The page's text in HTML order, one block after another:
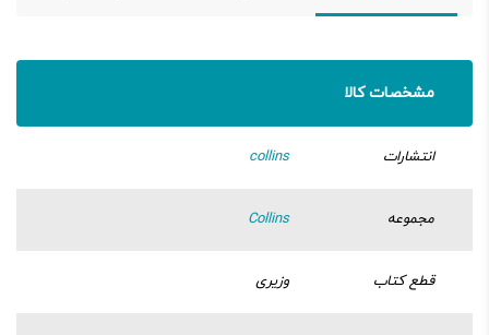
مشخصات کالا
انتشارات collins
مجموعه Collins
قطع کتاب وزیری